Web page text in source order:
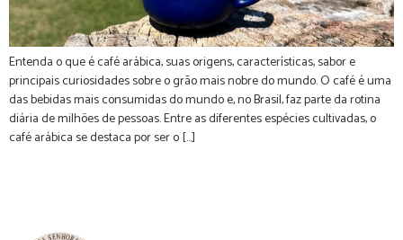
Entenda o que é café arábica, suas origens, características, sabor e
principais curiosidades sobre o grão mais nobre do mundo. O café é uma
das bebidas mais consumidas do mundo e, no Brasil, faz parte da rotina
diária de milhões de pessoas. Entre as diferentes espécies cultivadas, o
café arábica se destaca por ser o […]